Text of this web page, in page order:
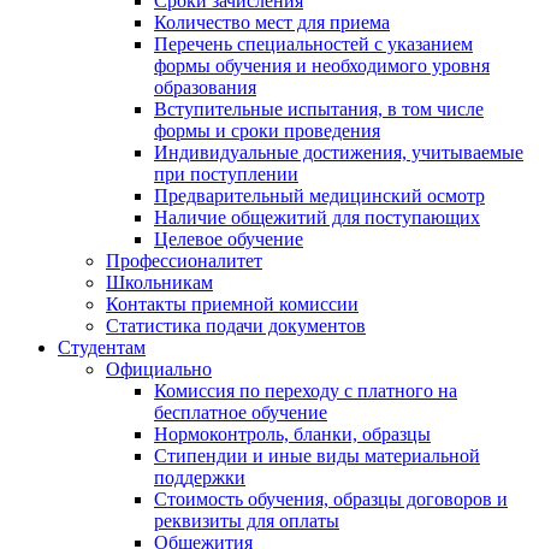
Количество мест для приема
Перечень специальностей с указанием
формы обучения и необходимого уровня
образования
Вступительные испытания, в том числе
формы и сроки проведения
Индивидуальные достижения, учитываемые
при поступлении
Предварительный медицинский осмотр
Наличие общежитий для поступающих
Целевое обучение
Профессионалитет
Школьникам
Контакты приемной комиссии
Статистика подачи документов
Студентам
Официально
Комиссия по переходу с платного на
бесплатное обучение
Нормоконтроль, бланки, образцы
Стипендии и иные виды материальной
поддержки
Стоимость обучения, образцы договоров и
реквизиты для оплаты
Общежития